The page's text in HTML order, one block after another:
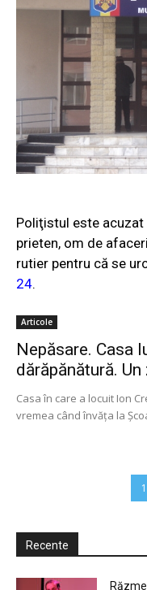
Poliţistul este
prieten, om de
rutier pentru că se
24.
Articole
Nepăsare. Casa
dărăpănătură. Un
Casa în care a locuit Ion
vremea când învăţa la
1
Recente